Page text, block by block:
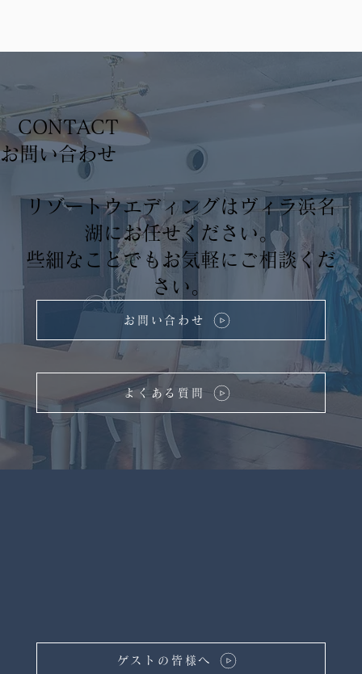
ゲストの皆様へ
リゾートウエディングはヴィラ浜名
湖にお任せください。
些細なことでもお気軽にご相談くだ
さい。
よくある質問
CONTACT
お問い合わせ
​お問い合わせ